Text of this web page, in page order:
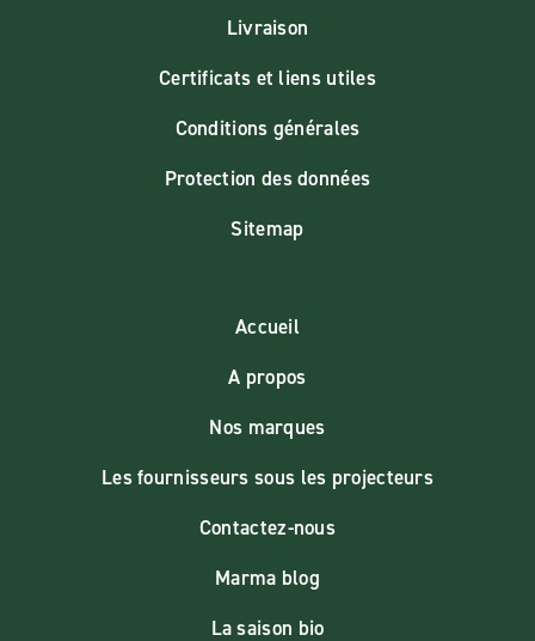
Livraison
Certificats et liens utiles
Conditions générales
Protection des données
Sitemap
Accueil
A propos
Nos marques
Les fournisseurs sous les projecteurs
Contactez-nous
Marma blog
La saison bio